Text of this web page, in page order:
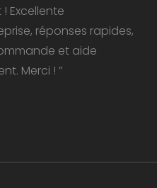
Excellente
réponses rapides,
et aide
Merci ! ”